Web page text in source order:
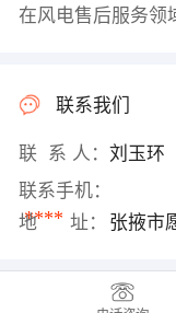
在风电售后服务领
联系我们
联 系 人： 刘玉环
联系手机：
****
地 址： 张掖市